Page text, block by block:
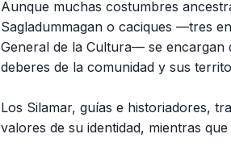
Aunque muchas costumbres
Sagladummagan o caciques —tres
General de la Cultura— se encargan
deberes de la comunidad y sus
Los Silamar, guías e historiadores,
valores de su identidad, mientras